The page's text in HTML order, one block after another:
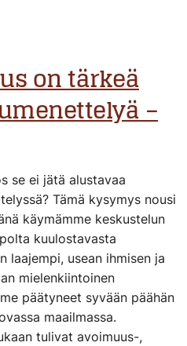
on tärkeä
–
se ei jätä alustavaa
Tämä kysymys nousi
käymämme keskustelun
kuulostavasta
laajempi, usean ihmisen ja
mielenkiintoinen
päätyneet syvään päähän
maailmassa.
tulivat avoimuus-,